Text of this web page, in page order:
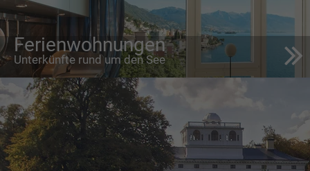
Ferienwohnungen
Unterkünfte rund um den See